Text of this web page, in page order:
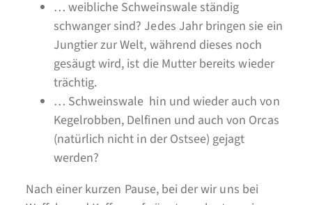
… weibliche Schweinswale ständig
schwanger sind? Jedes Jahr bringen sie ein
Jungtier zur Welt, während dieses noch
gesäugt wird, ist die Mutter bereits wieder
trächtig.
… Schweinswale hin und wieder auch von
Kegelrobben, Delfinen und auch von Orcas
(natürlich nicht in der Ostsee) gejagt
werden?
Nach einer kurzen Pause, bei der wir uns bei